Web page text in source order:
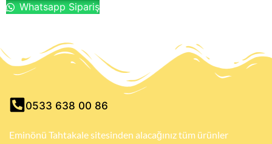
Whatsapp Sipariş
0533 638 00 86
Eminönü Tahtakale sitesinden alacağınız tüm ürünler